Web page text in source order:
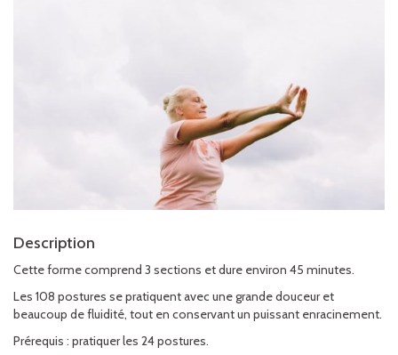
Description
Cette forme comprend 3 sections et dure environ 45 minutes.
Les 108 postures se pratiquent avec une grande douceur et
beaucoup de fluidité, tout en conservant un puissant enracinement.
Prérequis : pratiquer les 24 postures.